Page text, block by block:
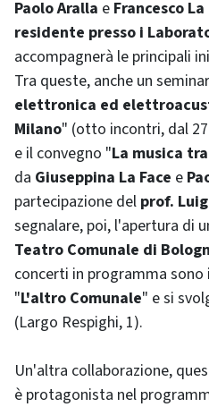
Paolo Aralla e Francesco
residente presso i
accompagnerà le principali
Tra queste, anche un
elettronica ed
Milano" (otto incontri, dal
e il convegno "La musica
da Giuseppina La Face e
partecipazione del prof.
segnalare, poi, l'apertura di
Teatro Comunale di
concerti in programma
"L'altro Comunale" e si
(Largo Respighi, 1).
Un'altra collaborazione,
è protagonista nel